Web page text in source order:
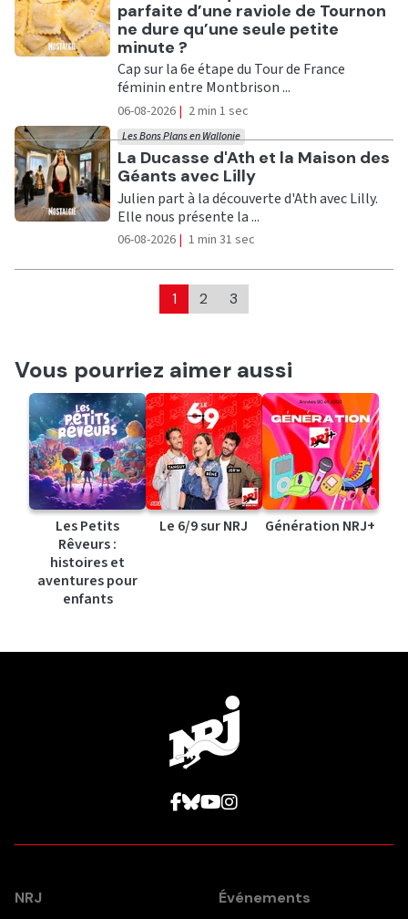
parfaite d’une raviole de Tournon
ne dure qu’une seule petite
minute ?
Cap sur la 6e étape du Tour de France
féminin entre Montbrison ...
06-08-2026 | 2 min 1 sec
Ecouter
La Ducasse d'Ath et la Maison des
Géants avec Lilly
Les Bons Plans en Wallonie
Julien part à la découverte d'Ath avec Lilly.
Elle nous présente la ...
06-08-2026 | 1 min 31 sec
1 2 3
Vous pourriez aimer aussi
Les Petits
Rêveurs :
histoires et
aventures pour
enfants
Le 6/9 sur NRJ Génération NRJ+
NRJ Événements